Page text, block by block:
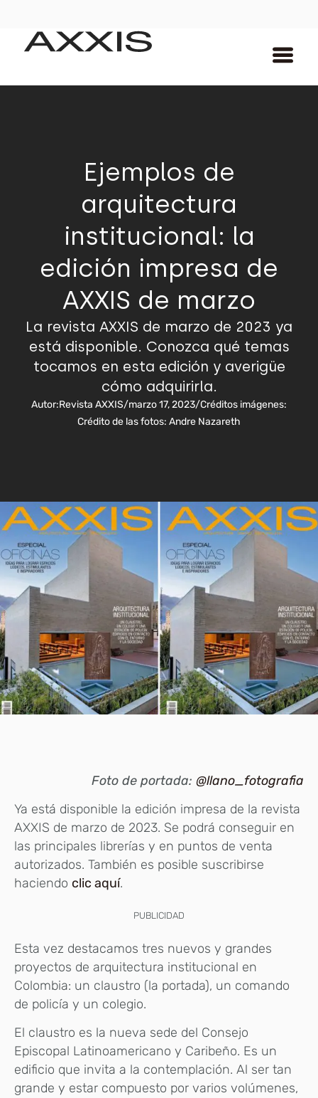
Ejemplos de
arquitectura
institucional: la
edición impresa de
AXXIS de marzo
La revista AXXIS de marzo de 2023 ya
está disponible. Conozca qué temas
tocamos en esta edición y averigüe
cómo adquirirla.
Autor:Revista AXXIS/marzo 17, 2023/Créditos imágenes:
Crédito de las fotos: Andre Nazareth
Foto de portada: @llano_fotografia
Ya está disponible la edición impresa de la revista
AXXIS de marzo de 2023. Se podrá conseguir en
las principales librerías y en puntos de venta
autorizados. También es posible suscribirse
haciendo clic aquí.
PUBLICIDAD
Esta vez destacamos tres nuevos y grandes
proyectos de arquitectura institucional en
Colombia: un claustro (la portada), un comando
de policía y un colegio.
El claustro es la nueva sede del Consejo
Episcopal Latinoamericano y Caribeño. Es un
edificio que invita a la contemplación. Al ser tan
grande y estar compuesto por varios volúmenes,